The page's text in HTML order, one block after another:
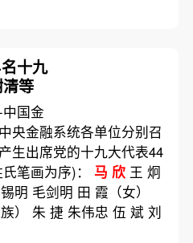
十九
等
中国金
央金融系统各单位分别召
生出席党的十九大代表44
笔画为序)： 马 欣王 炯
明 毛剑明 田 霞（女）
） 朱 捷 朱伟忠 伍 斌 刘